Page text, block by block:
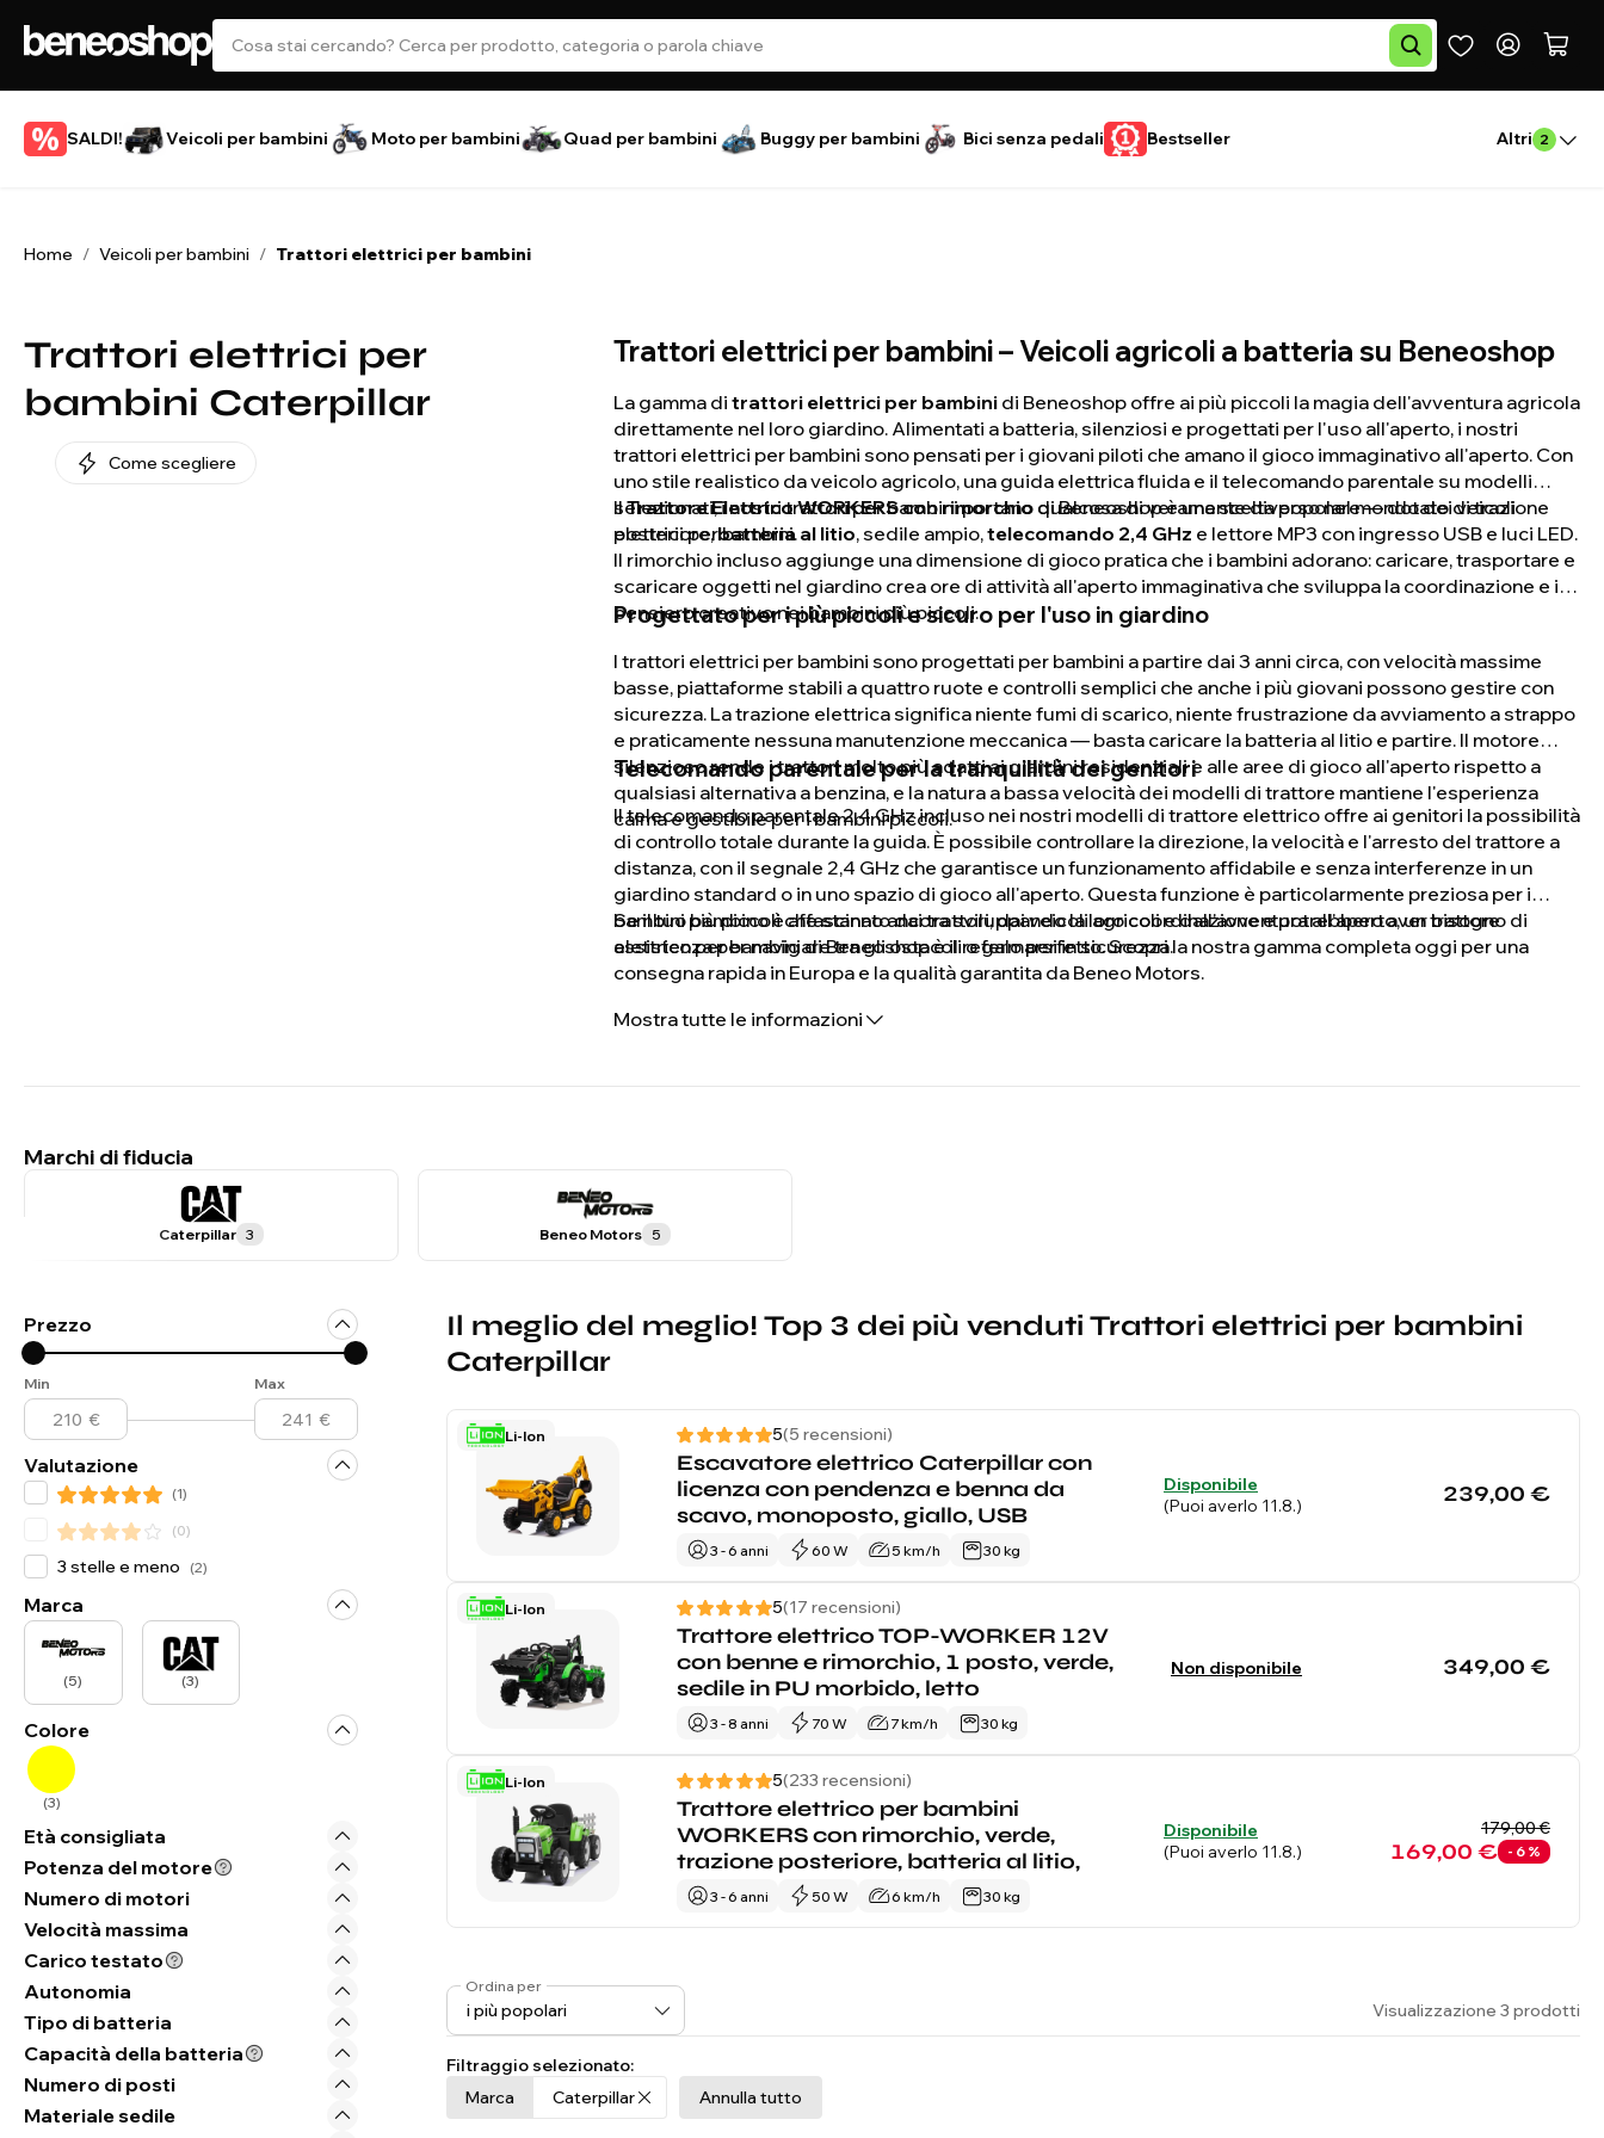
SALDI! Veicoli per bambini Moto per bambini Quad per bambini Buggy per bambini Bici senza pedali Bestseller Altri 2
Home / Veicoli per bambini / Trattori elettrici per bambini
Trattori elettrici per
bambini Caterpillar
Come scegliere
Trattori elettrici per bambini – Veicoli agricoli a batteria su Beneoshop
La gamma di trattori elettrici per bambini di Beneoshop offre ai più piccoli la magia dell'avventura agricola
direttamente nel loro giardino. Alimentati a batteria, silenziosi e progettati per l'uso all'aperto, i nostri
trattori elettrici per bambini sono pensati per i giovani piloti che amano il gioco immaginativo all'aperto. Con
uno stile realistico da veicolo agricolo, una guida elettrica fluida e il telecomando parentale su modelli
selezionati, i nostri trattori per bambini portano qualcosa di veramente diverso nel mondo dei veicoli
elettrici per bambini.
IlTrattore Elettrico WORKERS con rimorchio di Beneoshop è una scelta popolare — dotato di trazione
posteriore,batteria al litio, sedile ampio,telecomando 2,4 GHz e lettore MP3 con ingresso USB e luci LED.
Il rimorchio incluso aggiunge una dimensione di gioco pratica che i bambini adorano: caricare, trasportare e
scaricare oggetti nel giardino crea ore di attività all'aperto immaginativa che sviluppa la coordinazione e il
pensiero creativo nei bambini più piccoli.
Progettato per i più piccoli e sicuro per l'uso in giardino
I trattori elettrici per bambini sono progettati per bambini a partire dai 3 anni circa, con velocità massime
basse, piattaforme stabili a quattro ruote e controlli semplici che anche i più giovani possono gestire con
sicurezza. La trazione elettrica significa niente fumi di scarico, niente frustrazione da avviamento a strappo
e praticamente nessuna manutenzione meccanica — basta caricare la batteria al litio e partire. Il motore
silenzioso rende i trattori molto più adatti ai giardini residenziali e alle aree di gioco all'aperto rispetto a
qualsiasi alternativa a benzina, e la natura a bassa velocità dei modelli di trattore mantiene l'esperienza
calma e gestibile per i bambini piccoli.
Telecomando parentale per la tranquillità dei genitori
Il telecomando parentale 2,4 GHz incluso nei nostri modelli di trattore elettrico offre ai genitori la possibilità
di controllo totale durante la guida. È possibile controllare la direzione, la velocità e l'arresto del trattore a
distanza, con il segnale 2,4 GHz che garantisce un funzionamento affidabile e senza interferenze in un
giardino standard o in uno spazio di gioco all'aperto. Questa funzione è particolarmente preziosa per i
bambini più piccoli che stanno ancora sviluppando la loro coordinazione e potrebbero aver bisogno di
assistenza per navigare tra gli ostacoli o fermarsi in sicurezza.
Se il tuo bambino è affascinato dai trattori, dai veicoli agricoli e dall'avventura all'aperto, un trattore
elettrico per bambini di Beneoshop è il regalo perfetto. Scopri la nostra gamma completa oggi per una
consegna rapida in Europa e la qualità garantita da Beneo Motors.
Mostra tutte le informazioni
Marchi di fiducia
Caterpillar 3 Beneo Motors 5
Prezzo
Min Max
Valutazione
(1)
(0)
3 stelle e meno (2)
Marca
(5) (3)
Colore
(3)
Età consigliata
Potenza del motore
Numero di motori
Velocità massima
Carico testato
Autonomia
Tipo di batteria
Capacità della batteria
Numero di posti
Materiale sedile
Il meglio del meglio! Top 3 dei più venduti Trattori elettrici per bambini
Caterpillar
Li-Ion 5(5 recensioni)
Escavatore elettrico Caterpillar con
licenza con pendenza e benna da
scavo, monoposto, giallo, USB
3 - 6 anni 60 W 5 km/h 30 kg
239,00 €
Disponibile
(Puoi averlo 11.8.)
Li-Ion 5(17 recensioni)
Trattore elettrico TOP-WORKER 12V
con benne e rimorchio, 1 posto, verde,
sedile in PU morbido, letto
3 - 8 anni 70 W 7 km/h 30 kg
349,00 €
Non disponibile
Li-Ion 5(233 recensioni)
Trattore elettrico per bambini
WORKERS con rimorchio, verde,
trazione posteriore, batteria al litio,
3 - 6 anni 50 W 6 km/h 30 kg
169,00 € - 6 %
179,00 €
Disponibile
(Puoi averlo 11.8.)
Ordina per
Visualizzazione 3 prodotti
Filtraggio selezionato:
Annulla tutto
Marca Caterpillar